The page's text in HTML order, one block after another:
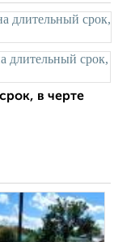
в черте